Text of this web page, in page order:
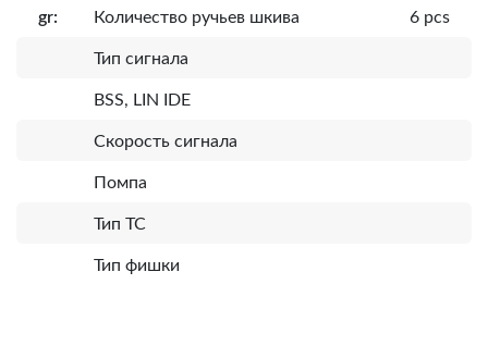
gr: Количество ручьев шкива 6 pcs
Тип сигнала
BSS, LIN IDE
Скорость сигнала
Помпа
Тип ТС
Тип фишки